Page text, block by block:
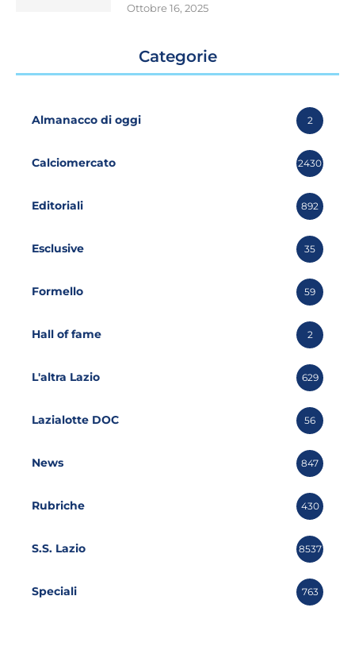
Ottobre 16, 2025
Categorie
Almanacco di oggi 2
Calciomercato 2430
Editoriali 892
Esclusive 35
Formello 59
Hall of fame 2
L'altra Lazio 629
Lazialotte DOC 56
News 847
Rubriche 430
S.S. Lazio 8537
Speciali 763